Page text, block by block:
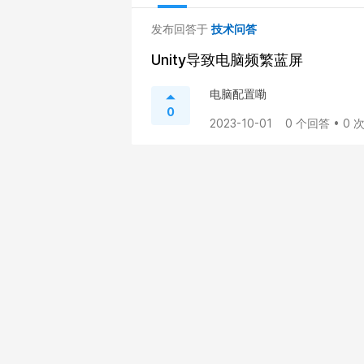
发布回答于 技术问答
Unity导致电脑频繁蓝屏
0
电脑配置嘞
2023-10-01 0 个回答 • 0